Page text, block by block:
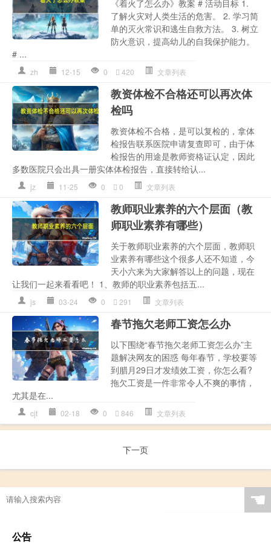
《着火了怎么办》教案 # 活动目标 1.
了解火灾对人类生活的危害。 2. 学习简
单的灭火常识和逃生自救方法。 3. 树立
防火意识，提高幼儿的自我保护能力。
# ...
zh 12-15 0 420 文章列表
教资体检不合格还可以再次体
检吗
教资体检不合格，是可以复检的，拿体
检报告联系医院申请复查即可，由于体
检报告的用途是教师资格证认定，因此
多数医院只会出具一册实体体检报告，直接转给认...
jz 11-25 0 0 文章列表
教师职业素养的六个层面（教
师职业素养有哪些）
关于教师职业素养的六个层面，教师职
业素养有哪些这个很多人还不知道，今
天小六来为大家解答以上的问题，现在
让我们一起来看看吧！ 1、教师的职业素养包括五...
js 03-24 0 291 文章列表
春节拖欠老师工资怎么办
以下围绕“春节拖欠老师工资怎么办”主
题解决网友的困惑 每年春节，学校要等
到腊月29日才发绩效工资，你怎么看?
拖欠工资是一件非常令人不爽的事情，
尤其是在...
cjt 02-18 0 846 文章列表
下一页
☚
公告